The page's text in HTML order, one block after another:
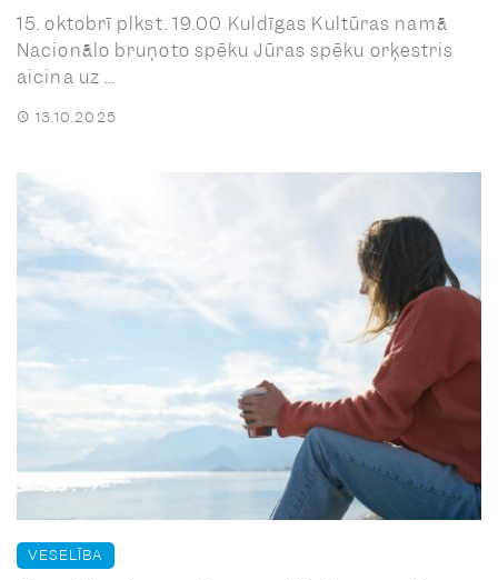
15. oktobrī plkst. 19.00 Kuldīgas Kultūras namā
Nacionālo bruņoto spēku Jūras spēku orķestris
aicina uz ...
13.10.2025
VESELĪBA